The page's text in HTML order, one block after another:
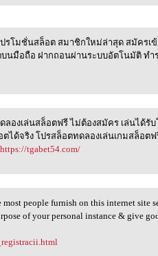
รโมชั่นสล็อต สมาชิกใหม่ล่าสุด สมัครเข้
นมือถือ ฝากถอนผ่านระบบอัตโนมัติ ทำ
ลองเล่นสล็อตฟรี ไม่ต้องสมัคร เล่นได้รั
ได้จริง โปรสล็อตทดลองเล่นเกมสล็อต
https://tgabet54.com/
people furnish on this internet site
of your personal instance & give